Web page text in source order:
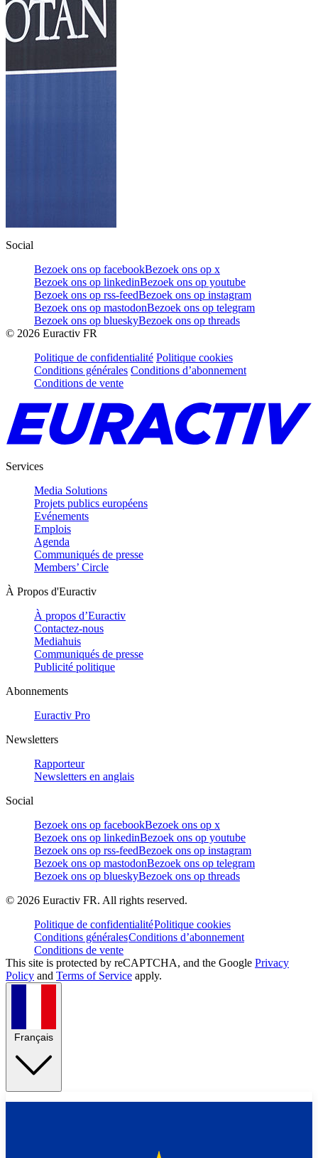
Social
Bezoek ons op facebookBezoek ons op x
Bezoek ons op linkedinBezoek ons op youtube
Bezoek ons op rss-feedBezoek ons op instagram
Bezoek ons op mastodonBezoek ons op telegram
Bezoek ons op blueskyBezoek ons op threads
© 2026 Euractiv FR
Politique de confidentialité Politique cookies
Conditions générales Conditions d’abonnement
Conditions de vente
Services
Media Solutions
Projets publics européens
Evénements
Emplois
Agenda
Communiqués de presse
Members’ Circle
À Propos d'Euractiv
À propos d’Euractiv
Contactez-nous
Mediahuis
Communiqués de presse
Publicité politique
Abonnements
Euractiv Pro
Newsletters
Rapporteur
Newsletters en anglais
Social
Bezoek ons op facebookBezoek ons op x
Bezoek ons op linkedinBezoek ons op youtube
Bezoek ons op rss-feedBezoek ons op instagram
Bezoek ons op mastodonBezoek ons op telegram
Bezoek ons op blueskyBezoek ons op threads
© 2026 Euractiv FR. All rights reserved.
Politique de confidentialitéPolitique cookies
Conditions généralesConditions d’abonnement
Conditions de vente
This site is protected by reCAPTCHA, and the Google Privacy
Policy and Terms of Service apply.
Français